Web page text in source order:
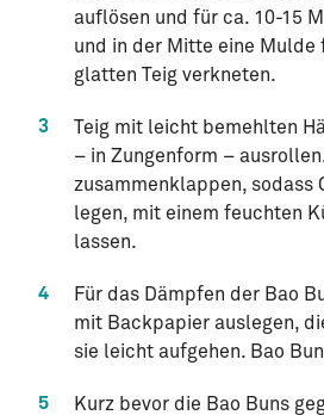
auflösen und für ca. 10-15
und in der Mitte eine Mulde
glatten Teig verkneten.
3
Teig mit leicht bemehlten
– in Zungenform –
zusammenklappen, sodass
legen, mit einem feuchten
lassen.
4
Für das Dämpfen der Bao
mit Backpapier auslegen,
sie leicht aufgehen. Bao
5
Kurz bevor die Bao Buns